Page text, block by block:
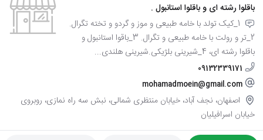
باقلوا رشته ای و باقلوا استانبول .
1_کیک تولد با خامه طبیعی و موز و گردو و تخته تگرال.
2_تر و رولت با خامه طبیعی و تگرال. 3_باقوا استانبول و
باقلوا رشته ای، 4_شیرینی بلژیکی.شیرینی هلندی...
09132339171
mohamadmoein@gmail.com
اصفهان، نجف آباد، خیابان منتظری شمالی، نبش سه راه نمازی، روبروی
خیابان اسرافیلیان